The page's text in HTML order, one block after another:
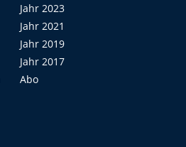
Jahr 2023
Jahr 2021
Jahr 2019
Jahr 2017
Abo